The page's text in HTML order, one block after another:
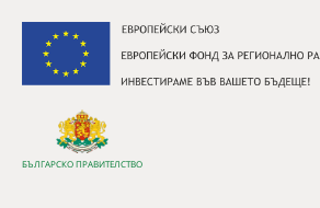
БЪЛГАРСКО ПРАВИТЕЛСТВО